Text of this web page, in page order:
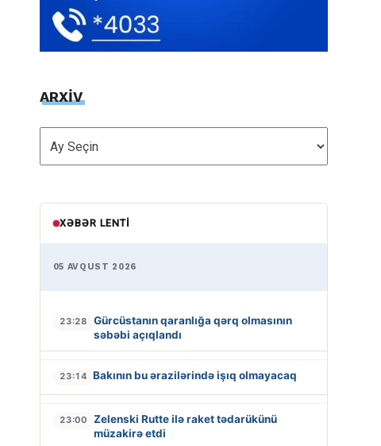
ARXİV
ARXİV
XƏBƏR LENTI
05 AVQUST 2026
23:28
Gürcüstanın qaranlığa qərq olmasının
səbəbi açıqlandı
23:14 Bakının bu ərazilərində işıq olmayacaq
23:00
Zelenski Rutte ilə raket tədarükünü
müzakirə etdi